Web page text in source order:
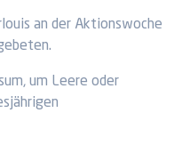
an der Aktionswoche
um Leere oder